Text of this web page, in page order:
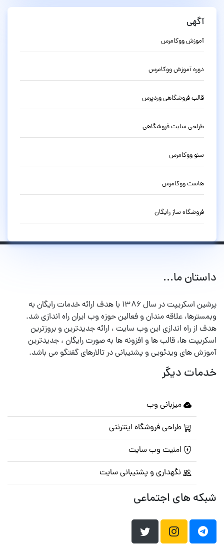
آگهی
آموزش ووکامرس
دوره آموزش ووکامرس
قالب فروشگاهی وردپرس
طراحی سایت فروشگاهی
سئو ووکامرس
هاست ووکامرس
فروشگاه ساز رایگان
داستان ما...
پرشین اسکریپت در سال ۱۳۸۶ با هدف ارائه خدمات رایگان به
وبمسترها، علاقه مندان و فعالین حوزه وب ایران راه اندازی شد.
هدف از راه اندازی این وب سایت ، ارائه جدیدترین و بروزترین
اسکریپت ها، قالب ها و افزونه ها به صورت رایگان ، جدیدترین
آموزش های ویدئویی و پشتیبانی در تالارهای گفتگو می باشد.
خدمات دیگر
میزبانی وب
طراحی فروشگاه اینترنتی
امنیت وب سایت
نگهداری و پشتیبانی سایت
شبکه های اجتماعی